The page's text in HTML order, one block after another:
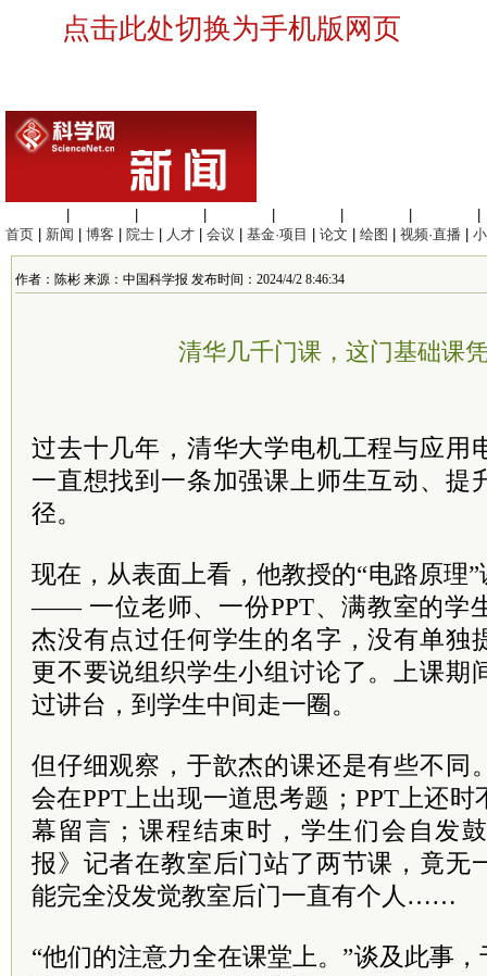
点击此处切换为手机版网页
首页
新闻 博客 院士 人才 会议 基金·项目 论文 绘图 视频·直播
作者：陈彬 来源：中国科学报 发布时间：2024/4/2 8:46:34
清华几千门课，这门基础课
过去十几年，清华大学电机工程与应用
一直想找到一条加强课上师生互动、提
径。
现在，从表面上看，他教授的“电路原理
—— 一位老师、一份PPT、满教室的学
杰没有点过任何学生的名字，没有单独
更不要说组织学生小组讨论了。上课期
过讲台，到学生中间走一圈。
但仔细观察，于歆杰的课还是有些不同
会在PPT上出现一道思考题；PPT上还
幕留言；课程结束时，学生们会自发
报》记者在教室后门站了两节课，竟无
能完全没发觉教室后门一直有个人……
“他们的注意力全在课堂上。”谈及此事